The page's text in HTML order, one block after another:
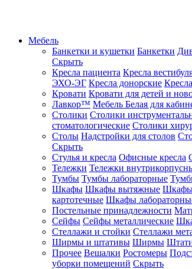
Мебель
Банкетки и кушетки Банкетки
Скрыть
Кресла пациента Кресла
ЭХО-ЭГ Кресла донорские
Кровати Кровати для детей и
Лавкор™ Мебель Белая для
Столики Столики
стоматологические Столики
Столы Надстройки для столов
Скрыть
Стулья и кресла Офисные кресла
Тележки Тележки
Тумбы Тумбы лабораторные
Шкафы Шкафы вытяжные Шкафы
картотечные Шкафы
Постельные принадлежности
Сейфы Сейфы металлические
Стеллажи и стойки Стеллажи
Ширмы и штативы Ширмы
Прочее Вешалки Ростомеры
уборки помещений Скрыть